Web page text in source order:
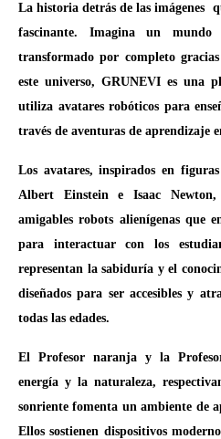
La historia detrás de las imágenes
fascinante. Imagina un
transformado por completo
este universo, GRUNEVI es una
utiliza avatares robóticos para
través de aventuras de aprendizaje
Los avatares, inspirados en
Albert Einstein e Isaac Newton,
amigables robots alienígenas que
para interactuar con los
representan la sabiduría y el
diseñados para ser accesibles y
todas las edades.
El Profesor naranja y la
energía y la naturaleza,
sonriente fomenta un ambiente de
Ellos sostienen dispositivos